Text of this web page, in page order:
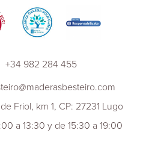
+34 982 284 455
Friol, km 1, CP: 27231 Lugo
a 13:30 y de 15:30 a 19:00